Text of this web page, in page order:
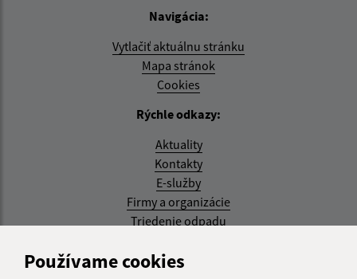
Používame cookies
Navigácia:
Vytlačiť aktuálnu stránku
Mapa stránok
Cookies
Rýchle odkazy:
Aktuality
Kontakty
E-služby
Firmy a organizácie
Triedenie odpadu
Aktualizované: